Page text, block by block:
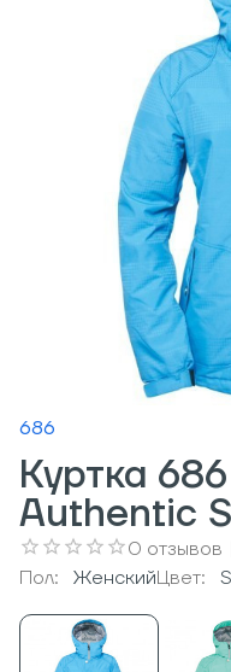
686
Куртка
Authentic
0 отзывов
Пол:
ЖенскийЦвет: